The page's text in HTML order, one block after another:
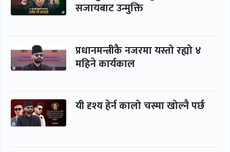
सजायबाट उन्मुक्ति
प्रधानमन्त्रीकै नजरमा यस्तो रह्यो ४
महिने कार्यकाल
यी दृश्य हेर्न कालो चस्मा खोल्नै पर्छ